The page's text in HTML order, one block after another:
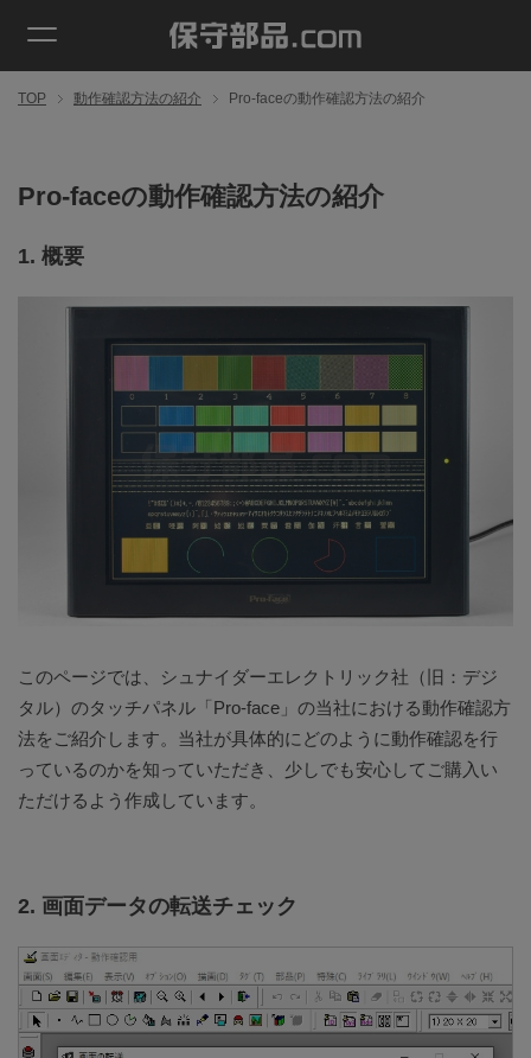
TOP 動作確認方法の紹介 Pro-faceの動作確認方法の紹介
Pro-faceの動作確認方法の紹介
1. 概要
このページでは、シュナイダーエレクトリック社（旧：デジ
タル）のタッチパネル「Pro-face」の当社における動作確認方
法をご紹介します。当社が具体的にどのように動作確認を行
っているのかを知っていただき、少しでも安心してご購入い
ただけるよう作成しています。
2. 画面データの転送チェック